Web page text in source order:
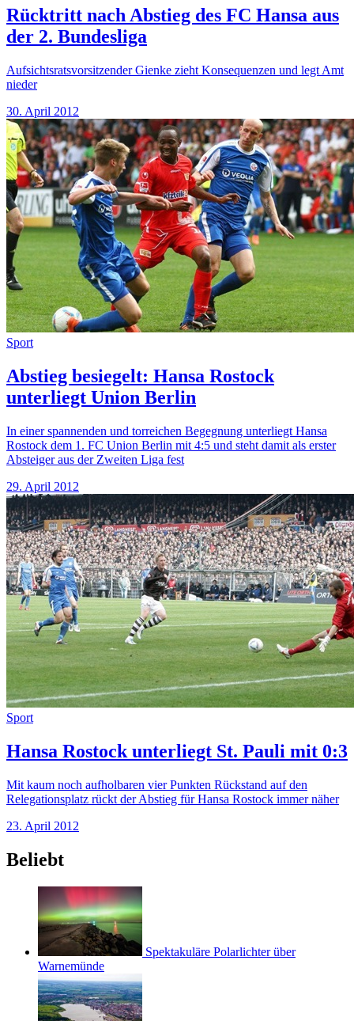
Rücktritt nach Abstieg des FC Hansa aus
der 2. Bundesliga
Aufsichtsratsvorsitzender Gienke zieht Konsequenzen und legt Amt
nieder
30. April 2012
Sport
Abstieg besiegelt: Hansa Rostock
unterliegt Union Berlin
In einer spannenden und torreichen Begegnung unterliegt Hansa
Rostock dem 1. FC Union Berlin mit 4:5 und steht damit als erster
Absteiger aus der Zweiten Liga fest
29. April 2012
Sport
Hansa Rostock unterliegt St. Pauli mit 0:3
Mit kaum noch aufholbaren vier Punkten Rückstand auf den
Relegationsplatz rückt der Abstieg für Hansa Rostock immer näher
23. April 2012
Beliebt
Spektakuläre Polarlichter über
Warnemünde